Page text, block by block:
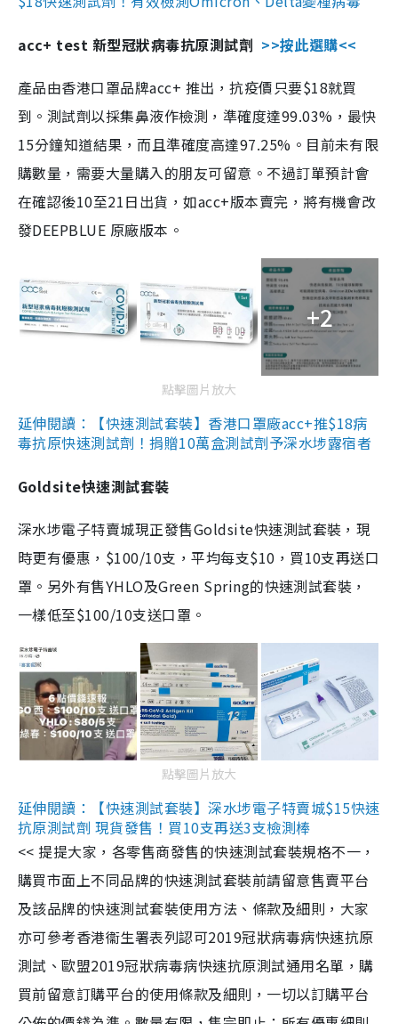
acc+ test 新型冠狀病毒抗原測試劑 >>按此選購<<
產品由香港口罩品牌acc+ 推出，抗疫價只要$18就買
到。測試劑以採集鼻液作檢測，準確度達99.03%，最快
15分鐘知道結果，而且準確度高達97.25%。目前未有限
購數量，需要大量購入的朋友可留意。不過訂單預計會
在確認後10至21日出貨，如acc+版本賣完，將有機會改
發DEEPBLUE 原廠版本。
+2
點擊圖片放大
延伸閱讀：【快速測試套裝】香港口罩廠acc+推$18病
毒抗原快速測試劑！捐贈10萬盒測試劑予深水埗露宿者
Goldsite快速測試套裝
深水埗電子特賣城現正發售Goldsite快速測試套裝，現
時更有優惠，$100/10支，平均每支$10，買10支再送口
罩。另外有售YHLO及Green Spring的快速測試套裝，
一樣低至$100/10支送口罩。
點擊圖片放大
延伸閱讀：【快速測試套裝】深水埗電子特賣城$15快速
抗原測試劑 現貨發售！買10支再送3支檢測棒
<< 提提大家，各零售商發售的快速測試套裝規格不一，
購買市面上不同品牌的快速測試套裝前請留意售賣平台
及該品牌的快速測試套裝使用方法、條款及細則，大家
亦可參考香港衞生署表列認可2019冠狀病毒病快速抗原
測試、歐盟2019冠狀病毒病快速抗原測試通用名單，購
買前留意訂購平台的使用條款及細則，一切以訂購平台